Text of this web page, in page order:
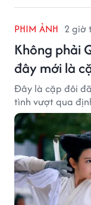
PHIM ẢNH 2 giờ
Không phải
đây mới là
Đây là cặp đôi
tình vượt qua